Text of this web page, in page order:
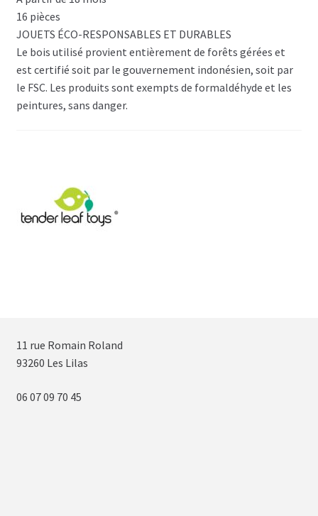
16 pièces
JOUETS ÉCO-RESPONSABLES ET DURABLES
Le bois utilisé provient entièrement de forêts gérées et
est certifié soit par le gouvernement indonésien, soit par
le FSC. Les produits sont exempts de formaldéhyde et les
peintures, sans danger.
11 rue Romain Roland
93260 Les Lilas
06 07 09 70 45